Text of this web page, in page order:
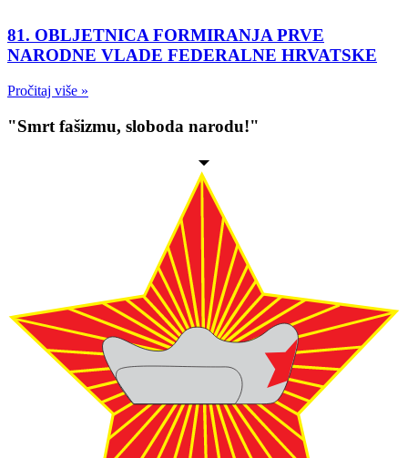
81. OBLJETNICA FORMIRANJA PRVE
NARODNE VLADE FEDERALNE HRVATSKE
Pročitaj više »
"Smrt fašizmu, sloboda narodu!"